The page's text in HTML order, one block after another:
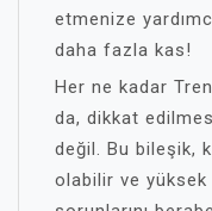
etmenize
daha fazla kas!
Her ne kadar
da, dikkat
değil. Bu bileşik,
olabilir ve yüksek